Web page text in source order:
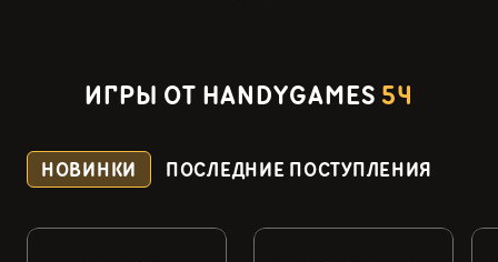
ИГРЫ ОТ HANDYGAMES 54
НОВИНКИ ПОСЛЕДНИЕ ПОСТУПЛЕНИЯ